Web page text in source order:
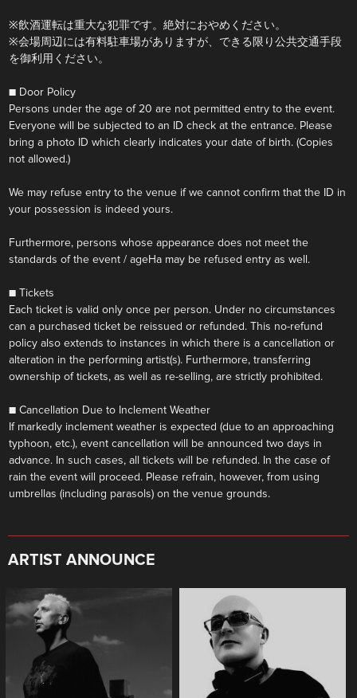
※飲酒運転は重大な犯罪です。絶対におやめください。
※会場周辺には有料駐車場がありますが、できる限り公共交通手段
を御利用ください。
■ Door Policy
Persons under the age of 20 are not permitted entry to the event.
Everyone will be subjected to an ID check at the entrance. Please
bring a photo ID which clearly indicates your date of birth. (Copies
not allowed.)
We may refuse entry to the venue if we cannot confirm that the ID in
your possession is indeed yours.
Furthermore, persons whose appearance does not meet the
standards of the event / ageHa may be refused entry as well.
■ Tickets
Each ticket is valid only once per person. Under no circumstances
can a purchased ticket be reissued or refunded. This no-refund
policy also extends to instances in which there is a cancellation or
alteration in the performing artist(s). Furthermore, transferring
ownership of tickets, as well as re-selling, are strictly prohibited.
■ Cancellation Due to Inclement Weather
If markedly inclement weather is expected (due to an approaching
typhoon, etc.), event cancellation will be announced two days in
advance. In such cases, all tickets will be refunded. In the case of
rain the event will proceed. Please refrain, however, from using
umbrellas (including parasols) on the venue grounds.
ARTIST ANNOUNCE